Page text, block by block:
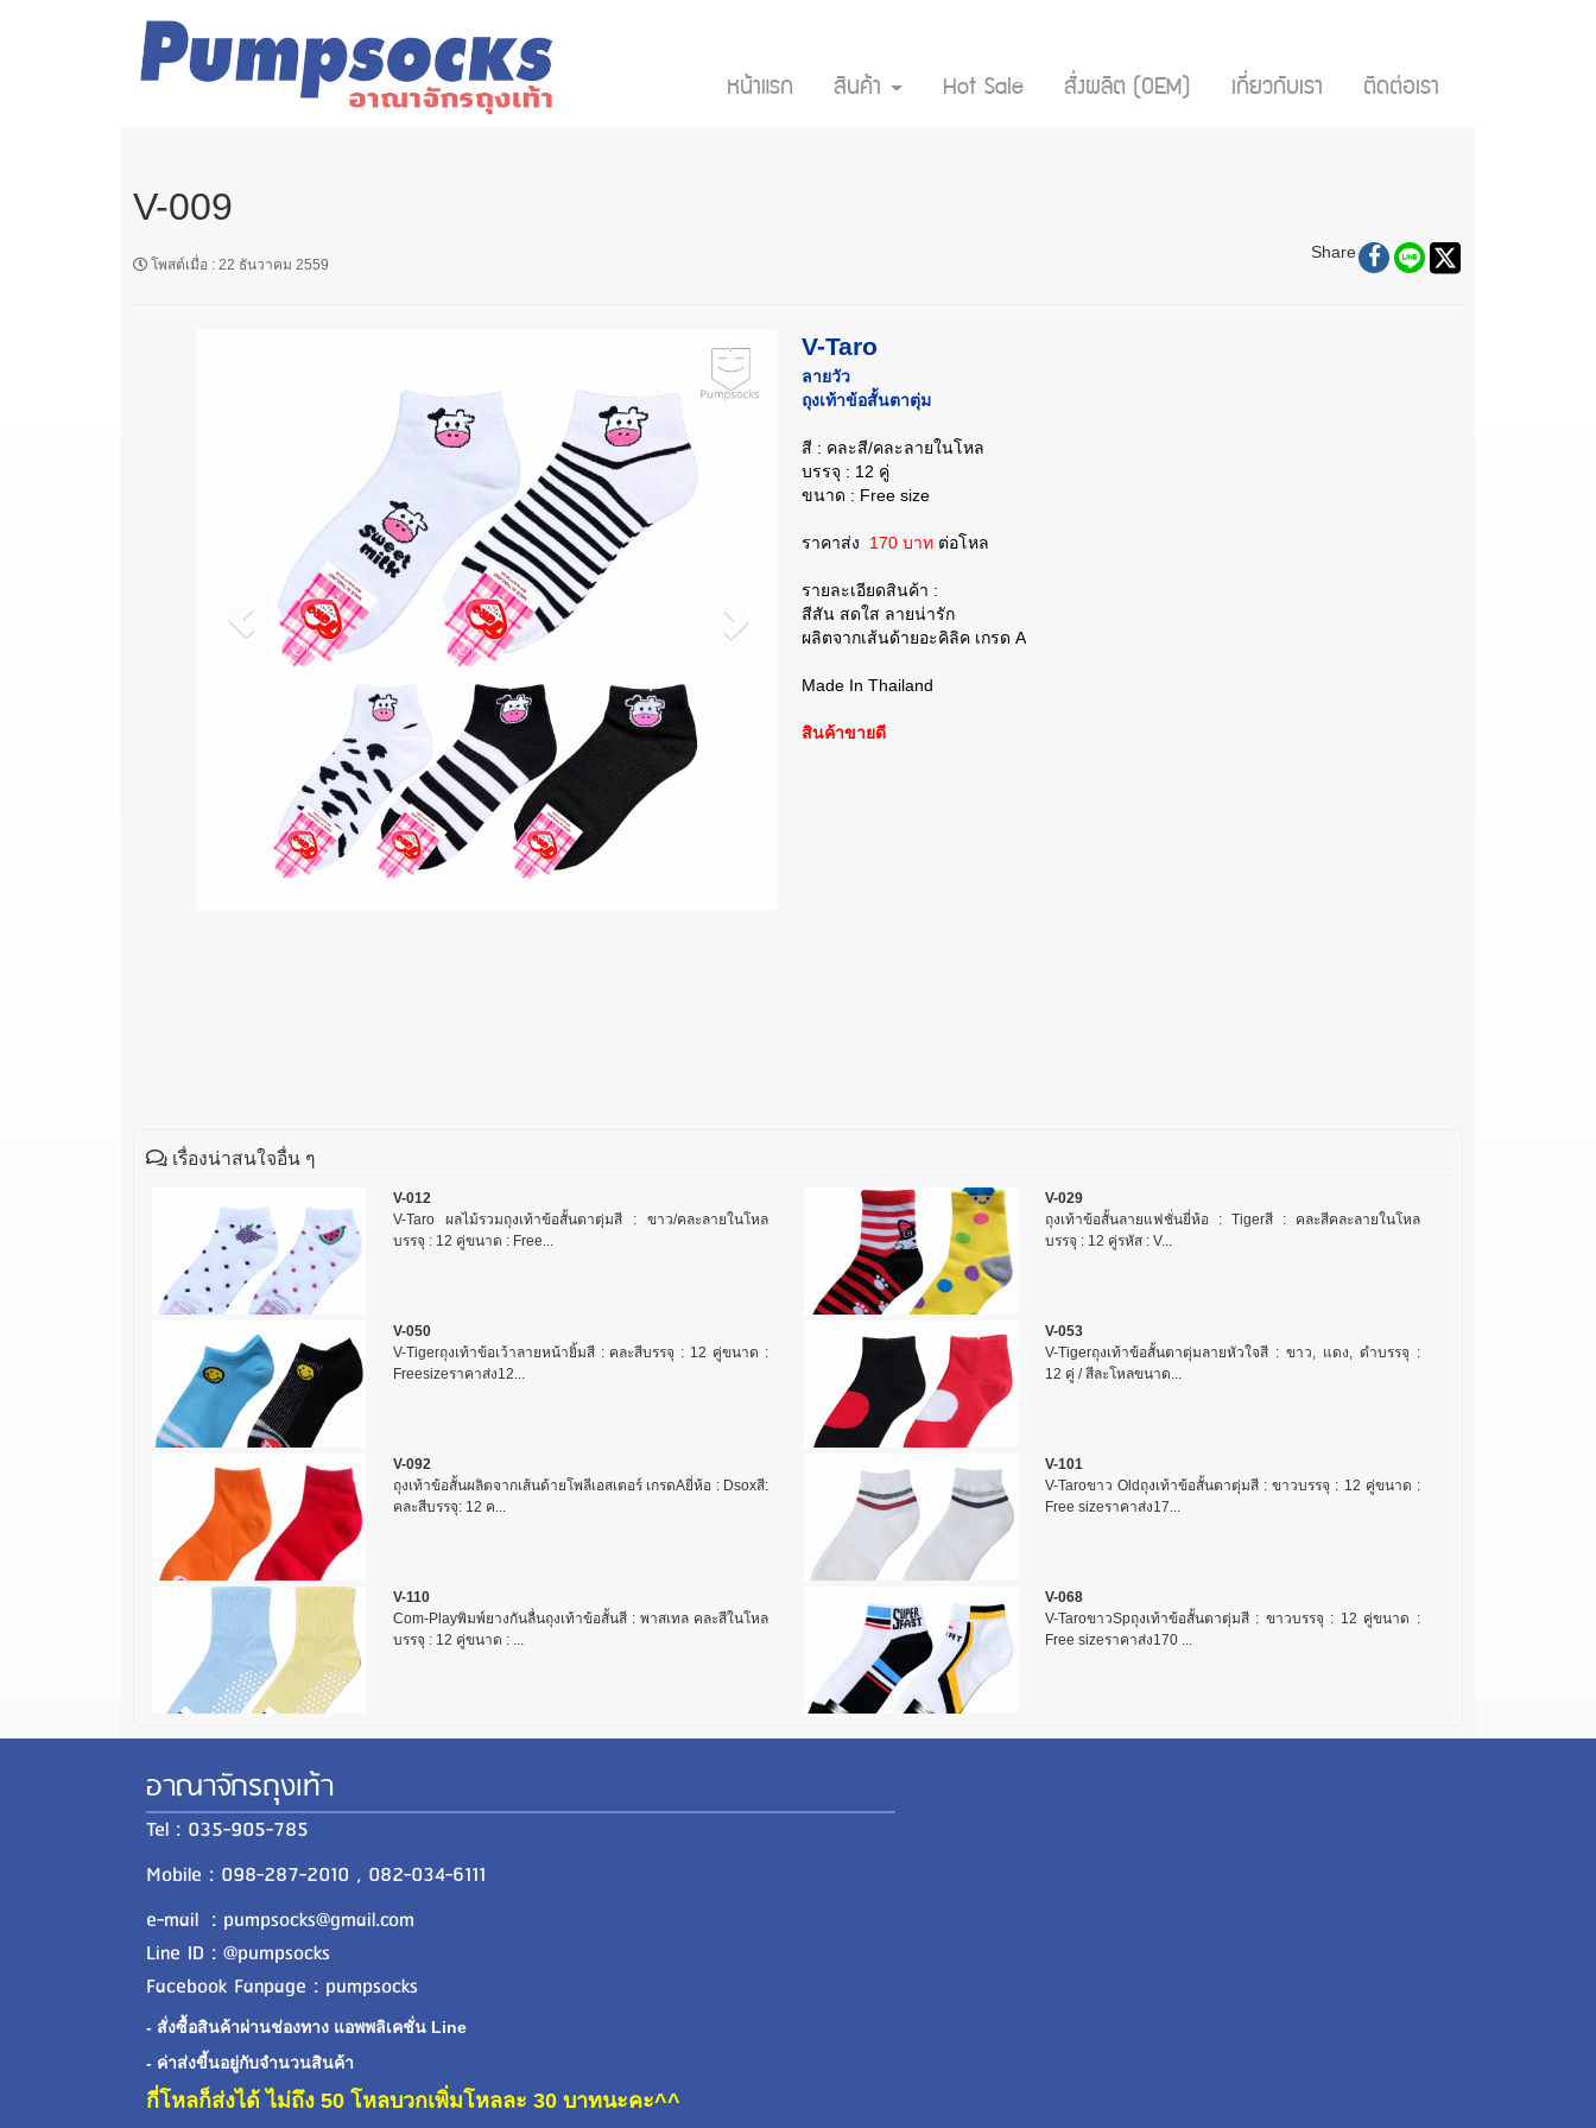
หน้าแรก สินค้า Hot Sale สั่งผลิต (OEM) เกี่ยวกับเรา ติดต่อเรา
V-009
โพสต์เมื่อ : 22 ธันวาคม 2559
Share
V-Taro
ลายวัว
ถุงเท้าข้อสั้นตาตุ่ม
สี : คละสี/คละลายในโหล
บรรจุ : 12 คู่
ขนาด : Free size
ราคาส่ง 170 บาท ต่อโหล
รายละเอียดสินค้า :
สีสัน สดใส ลายน่ารัก
ผลิตจากเส้นด้ายอะคิลิค เกรด A
Made In Thailand
สินค้าขายดี
เรื่องน่าสนใจอื่น ๆ
V-012
V-Taro ผลไม้รวมถุงเท้าข้อสั้นตาตุ่มสี : ขาว/คละลายในโหล
บรรจุ : 12 คู่ขนาด : Free...
V-029
ถุงเท้าข้อสั้นลายแฟชั่นยี่ห้อ : Tigerสี : คละสีคละลายในโหล
บรรจุ : 12 คู่รหัส : V...
V-050
V-Tigerถุงเท้าข้อเว้าลายหน้ายิ้มสี : คละสีบรรจุ : 12 คู่ขนาด :
Freesizeราคาส่ง12...
V-053
V-Tigerถุงเท้าข้อสั้นตาตุ่มลายหัวใจสี : ขาว, แดง, ดำบรรจุ :
12 คู่ / สีละโหลขนาด...
V-092
ถุงเท้าข้อสั้นผลิตจากเส้นด้ายโพลีเอสเตอร์ เกรดAยี่ห้อ : Dsoxสี:
คละสีบรรจุ: 12 ค...
V-101
V-Taroขาว Oldถุงเท้าข้อสั้นตาตุ่มสี : ขาวบรรจุ : 12 คู่ขนาด :
Free sizeราคาส่ง17...
V-110
Com-Playพิมพ์ยางกันลื่นถุงเท้าข้อสั้นสี : พาสเทล คละสีในโหล
บรรจุ : 12 คู่ขนาด : ...
V-068
V-TaroขาวSpถุงเท้าข้อสั้นตาตุ่มสี : ขาวบรรจุ : 12 คู่ขนาด :
Free sizeราคาส่ง170 ...
อาณาจักรถุงเท้า
Tel : 035-905-785
Mobile : 098-287-2010 , 082-034-6111
e-mail : pumpsocks@gmail.com
Line ID : @pumpsocks
Facebook Fanpage : pumpsocks
- สั่งซื้อสินค้าผ่านช่องทาง แอพพลิเคชั่น Line
- ค่าส่งขี้นอยู่กับจำนวนสินค้า
กี่โหลก็ส่งได้ ไม่ถึง 50 โหลบวกเพิ่มโหลละ 30 บาทนะคะ^^